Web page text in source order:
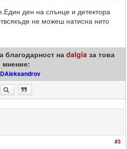
ден на слънце и детектора
не можеш натисна нито
благодарност наdalgia за това
мнение:
DAleksandrov
#3